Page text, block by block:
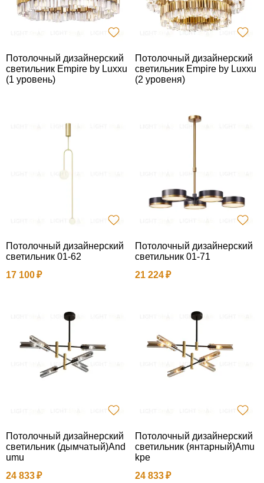
Потолочный дизайнерский
светильник Empire by Luxxu
(1 уровень)
Потолочный дизайнерский
светильник Empire by Luxxu
(2 уровеня)
Потолочный дизайнерский
светильник 01-62
17 100
Потолочный дизайнерский
светильник 01-71
21 224
Потолочный дизайнерский
светильник (дымчатый)And
umu
24 833
Потолочный дизайнерский
светильник (янтарный)Amu
kpe
24 833